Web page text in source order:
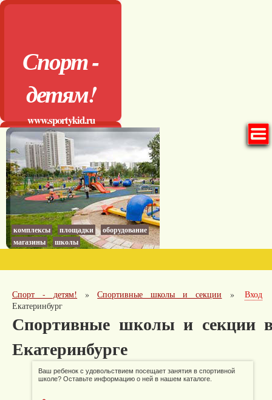
Спорт -
детям!
www.sportykid.ru
комплексы площадки
оборудование
магазины
школы
Спорт - детям! »Спортивные школы и секции »
Екатеринбург
Вход
Спортивные школы и секции
Екатеринбурге
Ваш ребенок с удовольствием посещает занятия в спортивной
школе? Оставьте информацию о ней в нашем каталоге.